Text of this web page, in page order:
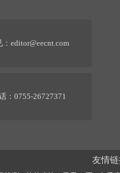
editor@eecnt.com
：0755-26727371
友情